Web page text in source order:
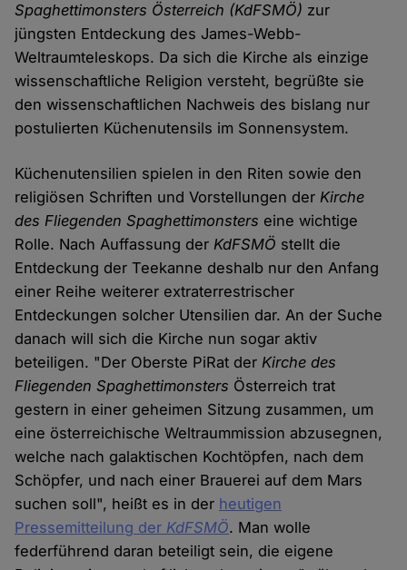
Spaghettimonsters Österreich (KdFSMÖ) zur
jüngsten Entdeckung des James-Webb-
Weltraumteleskops. Da sich die Kirche als einzige
wissenschaftliche Religion versteht, begrüßte sie
den wissenschaftlichen Nachweis des bislang nur
postulierten Küchenutensils im Sonnensystem.
Küchenutensilien spielen in den Riten sowie den
religiösen Schriften und Vorstellungen derKirche
des Fliegenden Spaghettimonsters eine wichtige
Rolle. Nach Auffassung derKdFSMÖ stellt die
Entdeckung der Teekanne deshalb nur den Anfang
einer Reihe weiterer extraterrestrischer
Entdeckungen solcher Utensilien dar. An der Suche
danach will sich die Kirche nun sogar aktiv
beteiligen. "Der Oberste PiRat derKirche des
Fliegenden Spaghettimonsters Österreich trat
gestern in einer geheimen Sitzung zusammen, um
eine österreichische Weltraummission abzusegnen,
welche nach galaktischen Kochtöpfen, nach dem
Schöpfer, und nach einer Brauerei auf dem Mars
suchen soll", heißt es in der heutigen
Pressemitteilung der KdFSMÖ. Man wolle
federführend daran beteiligt sein, die eigene